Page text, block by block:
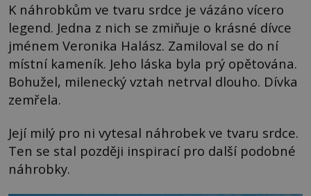
K náhrobkům ve tvaru srdce je vázáno vícero
legend. Jedna z nich se zmiňuje o krásné dívce
jménem Veronika Halász. Zamiloval se do ní
místní kameník. Jeho láska byla prý opětována.
Bohužel, milenecký vztah netrval dlouho. Dívka
zemřela.
Její milý pro ni vytesal náhrobek ve tvaru srdce.
Ten se stal později inspirací pro další podobné
náhrobky.